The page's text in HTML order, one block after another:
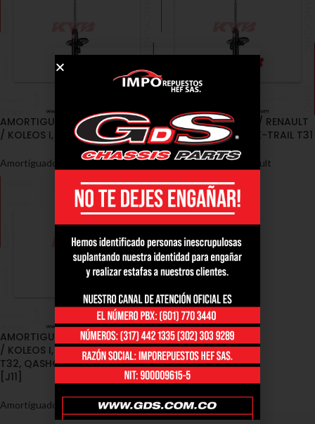
AMORTIGUADORES / RENAULT
/ KOLEOS I, NISSAN X-TRAIL T31
Amortiguadores Renault
AMORTIGUADORES / RENAULT
/ KOLEOS I, NISSAN X-TRAIL T31
Amortiguadores,Renault
AMORTIGUADORES / RENAULT
/ KOLEOS I, NISSAN X-TRAIL T31,
T32, QASHQAI, QASHQAI +2
[J11]
Amortiguadores Renault